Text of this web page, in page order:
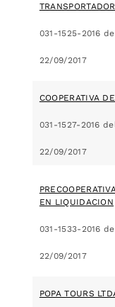
031-1525-2016
22/09/2017
COOPERATIVA
031-1527-2016
22/09/2017
EN LIQUIDACION
031-1533-2016
22/09/2017
POPA TOURS